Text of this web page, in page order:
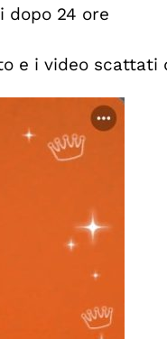
dopo 24 ore
e i video scattati